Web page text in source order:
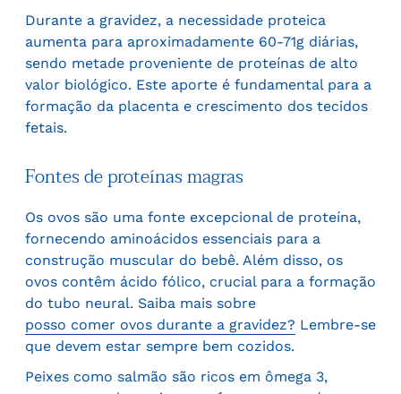
Durante a gravidez, a necessidade proteica
aumenta para aproximadamente 60-71g diárias,
sendo metade proveniente de proteínas de alto
valor biológico. Este aporte é fundamental para a
formação da placenta e crescimento dos tecidos
fetais.
Fontes de proteínas magras
Os ovos são uma fonte excepcional de proteína,
fornecendo aminoácidos essenciais para a
construção muscular do bebê. Além disso, os
ovos contêm ácido fólico, crucial para a formação
do tubo neural. Saiba mais sobre
posso comer ovos durante a gravidez? Lembre-se
que devem estar sempre bem cozidos.
Peixes como salmão são ricos em ômega 3,